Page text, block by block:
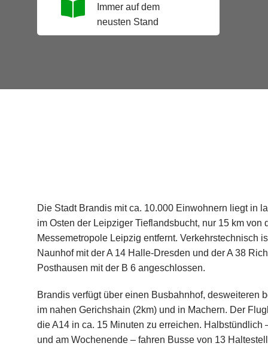
Immer auf dem
neusten Stand
Die Stadt Brandis mit ca. 10.000 Einwohnern liegt in
im Osten der Leipziger Tieflandsbucht, nur 15 km von
Messemetropole Leipzig entfernt. Verkehrstechnisch
Naunhof mit der A 14 Halle-Dresden und der A 38
Posthausen mit der B 6 angeschlossen.
Brandis verfügt über einen Busbahnhof, desweiteren
im nahen Gerichshain (2km) und in Machern. Der
die A14 in ca. 15 Minuten zu erreichen. Halbstündlich
und am Wochenende – fahren Busse von 13